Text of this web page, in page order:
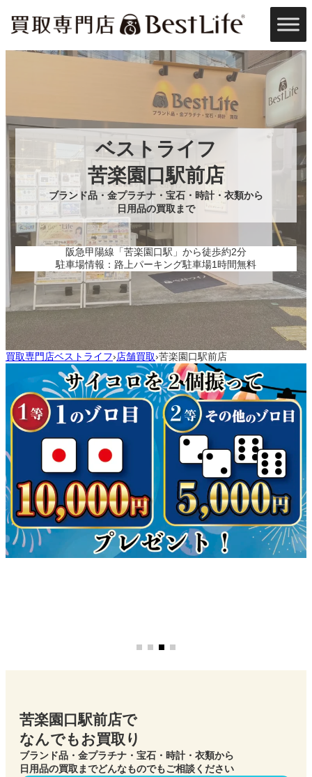
容
を
ス
ベストライフ
苦楽園口駅前店
ブランド品・金プラチナ・宝石・時計・衣類から
日用品の買取まで
阪急甲陽線「苦楽園口駅」から徒歩約2分
駐車場情報：路上パーキング駐車場1時間無料
買取専門店ベストライフ›店舗買取›苦楽園口駅前店
苦楽園口駅前店で
なんでもお買取り
ブランド品・金プラチナ・宝石・時計・衣類から
日用品の買取までどんなものでもご相談ください